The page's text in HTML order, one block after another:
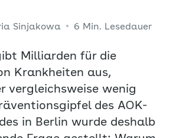
Sinjakowa 6 Min. Lesedauer
Milliarden für die
Krankheiten aus,
vergleichsweise wenig
des AOK-
in Berlin wurde deshalb